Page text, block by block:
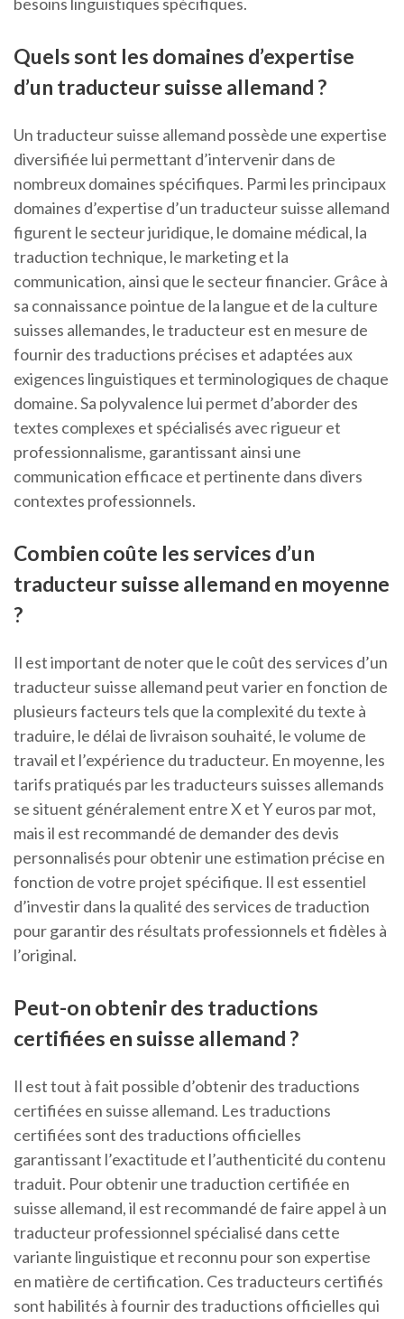
Quels sont les domaines d’expertise
d’un traducteur suisse allemand ?
Un traducteur suisse allemand possède une expertise
diversifiée lui permettant d’intervenir dans de
nombreux domaines spécifiques. Parmi les principaux
domaines d’expertise d’un traducteur suisse allemand
figurent le secteur juridique, le domaine médical, la
traduction technique, le marketing et la
communication, ainsi que le secteur financier. Grâce à
sa connaissance pointue de la langue et de la culture
suisses allemandes, le traducteur est en mesure de
fournir des traductions précises et adaptées aux
exigences linguistiques et terminologiques de chaque
domaine. Sa polyvalence lui permet d’aborder des
textes complexes et spécialisés avec rigueur et
professionnalisme, garantissant ainsi une
communication efficace et pertinente dans divers
contextes professionnels.
Combien coûte les services d’un
traducteur suisse allemand en moyenne
?
Il est important de noter que le coût des services d’un
traducteur suisse allemand peut varier en fonction de
plusieurs facteurs tels que la complexité du texte à
traduire, le délai de livraison souhaité, le volume de
travail et l’expérience du traducteur. En moyenne, les
tarifs pratiqués par les traducteurs suisses allemands
se situent généralement entre X et Y euros par mot,
mais il est recommandé de demander des devis
personnalisés pour obtenir une estimation précise en
fonction de votre projet spécifique. Il est essentiel
d’investir dans la qualité des services de traduction
pour garantir des résultats professionnels et fidèles à
l’original.
Peut-on obtenir des traductions
certifiées en suisse allemand ?
Il est tout à fait possible d’obtenir des traductions
certifiées en suisse allemand. Les traductions
certifiées sont des traductions officielles
garantissant l’exactitude et l’authenticité du contenu
traduit. Pour obtenir une traduction certifiée en
suisse allemand, il est recommandé de faire appel à un
traducteur professionnel spécialisé dans cette
variante linguistique et reconnu pour son expertise
en matière de certification. Ces traducteurs certifiés
sont habilités à fournir des traductions officielles qui